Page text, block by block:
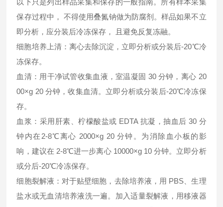
以下只是列出样品采集和保存的一般指南。所有样本采集
保存过程中， 不得使用叠氮钠做为防腐剂。样品如果不立
即分析，应分装后冷冻保存， 且避免反复冻融。
细胞培养上清：离心去除沉淀，立即分析或分装后-20℃冷
冻保存。
血清：用干净试管收集血液，室温凝固 30 分钟，离心 20
00×g 20 分钟，收集血清。立即分析或分装后-20℃冷冻保
存。
血浆：采用肝素、柠檬酸盐或 EDTA 抗凝，抽血后 30 分
钟内在2-8℃离心 2000×g 20 分钟。为消除血小板的影
响，建议在 2-8℃进一步离心 10000×g 10 分钟。立即分析
或分后-20℃冷冻保存。
细胞裂解液：对于贴壁细胞，去除培养液，用 PBS、生理
盐水或无血清培养液洗一遍。加入适量裂解液，用移液器